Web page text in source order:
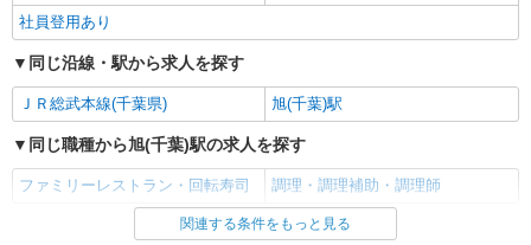
し
旭市第一学校給食センター （千葉県旭市ニ
5116-2）
キープ 詳細を見る
正社員
株式会社東洋食品/旭市
学校給食の調理師
社員登用あり
同じ沿線・駅から求人を探す
ＪＲ総武本線(千葉県) 旭(千葉)駅
同じ職種から旭(千葉)駅の求人を探す
ファミリーレストラン・回転寿司 調理・調理補助・調理師
同じ雇用形態から旭(千葉)駅の求人を探す
関連する条件をもっと見る